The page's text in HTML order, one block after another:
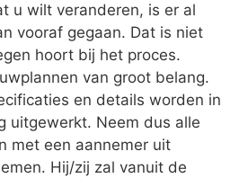
u wilt veranderen, is er al
vooraf gegaan. Dat is niet
hoort bij het proces.
van groot belang.
en details worden in
uitgewerkt. Neem dus alle
met een aannemer uit
Hij/zij zal vanuit de